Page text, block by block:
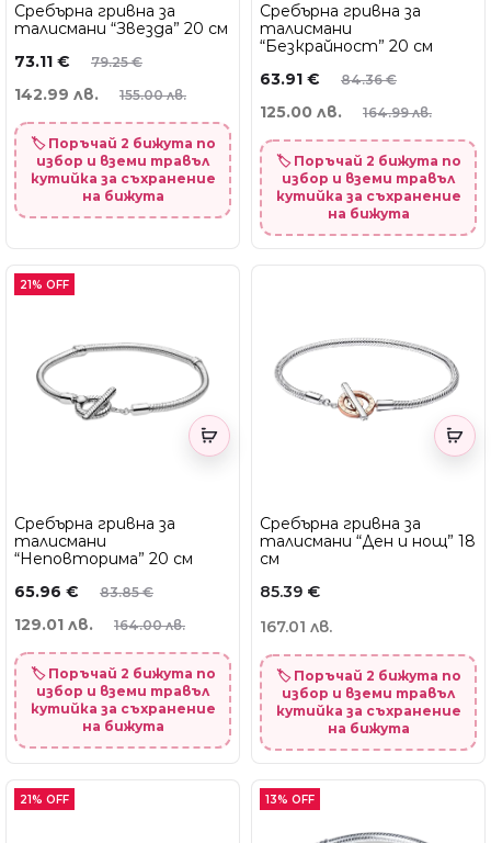
Сребърна гривна за
талисмани “Звезда” 20 см
79.25€
73.11 €
155.00 лв.
142.99 лв.
🏷️ Поръчай 2 бижута по
избор и вземи травъл
кутийка за съхранение
на бижута
Сребърна гривна за
талисмани
“Безкрайност” 20 см
84.36€
63.91 €
164.99 лв.
125.00 лв.
🏷️ Поръчай 2 бижута по
избор и вземи травъл
кутийка за съхранение
на бижута
21% OFF
Сребърна гривна за
талисмани
“Неповторима” 20 см
83.85€
65.96 €
164.00 лв.
129.01 лв.
🏷️ Поръчай 2 бижута по
избор и вземи травъл
кутийка за съхранение
на бижута
Сребърна гривна за
талисмани “Ден и нощ” 18
см
85.39 €
167.01 лв.
🏷️ Поръчай 2 бижута по
избор и вземи травъл
кутийка за съхранение
на бижута
21% OFF 13% OFF